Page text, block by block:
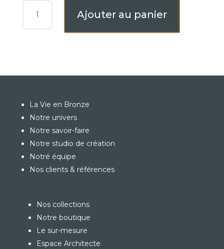
CERAMMIQUE
Ajouter au panier
La Vie en Bronze
Notre univers
Notre savoir-faire
Notre studio de création
Notré équipe
Nos clients & références
Nos collections
Notre boutique
Le sur-mesure
Espace Architecte